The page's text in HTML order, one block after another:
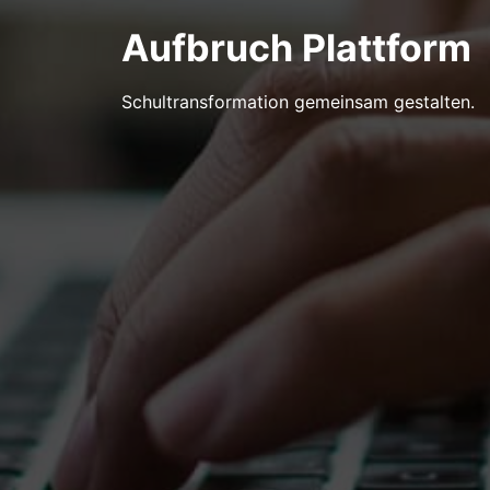
Aufbruch Plattform
Schultransformation gemeinsam gestalten.